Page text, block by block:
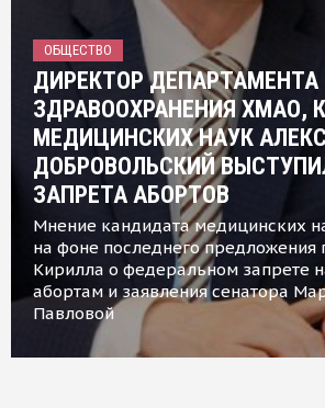
ОБЩЕСТВО
ДИРЕКТОР ДЕПАРТАМЕНТА
ЗДРАВООХРАНЕНИЯ ХМАО,
МЕДИЦИНСКИХ НАУК
ДОБРОВОЛЬСКИЙ
ЗАПРЕТА АБОРТОВ
Мнение кандидата медицинских
на фоне последнего
Кирилла о федеральном запрете
абортам и заявления сенатора
Павловой